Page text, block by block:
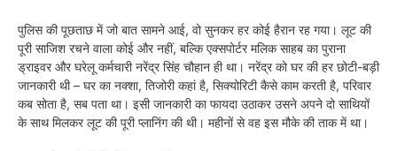
पुलिस की पूछताछ में जो बात सामने आई, वो सुनकर हर कोई हैरान रह गया। लूट की
पूरी साजिश रचने वाला कोई और नहीं, बल्कि एक्सपोर्टर मलिक साहब का पुराना
ड्राइवर और घरेलू कर्मचारी नरेंद्र सिंह चौहान ही था। नरेंद्र को घर की हर छोटी-बड़ी
जानकारी थी – घर का नक्शा, तिजोरी कहां है, सिक्योरिटी कैसे काम करती है, परिवार
कब सोता है, सब पता था। इसी जानकारी का फायदा उठाकर उसने अपने दो साथियों
के साथ मिलकर लूट की पूरी प्लानिंग की थी। महीनों से वह इस मौके की ताक में था।